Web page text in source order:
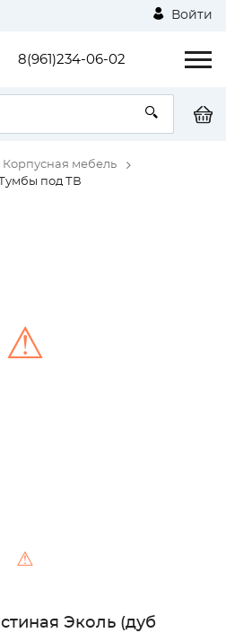
Войти
8(961)234-06-02
Корпусная мебель
под ТВ
⚠
⚠
Эколь (дуб